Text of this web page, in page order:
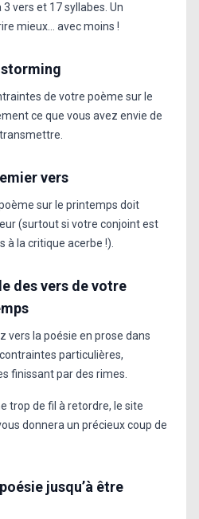
vers et 17 syllabes. Un
mieux... avec moins !
de votre poème sur le
ce que vous avez envie de
vers
sur le printemps doit
(surtout si votre conjoint est
à la critique acerbe !).
des vers de votre
vers la poésie en prose dans
particulières,
finissant par des rimes.
trop de fil à retordre, le site
donnera un précieux coup de
jusqu’à être